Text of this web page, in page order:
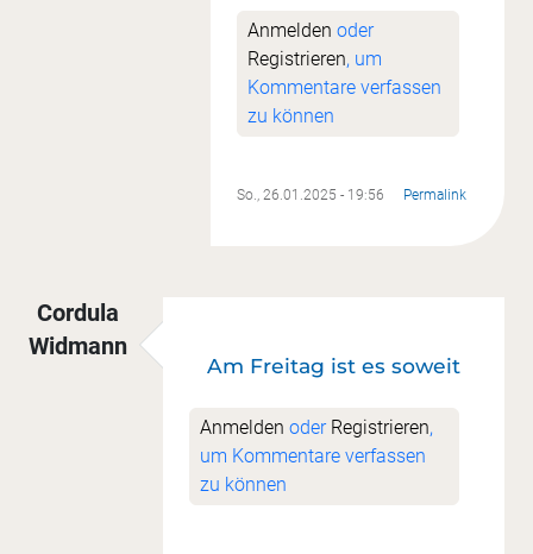
Anmelden oder
Registrieren, um
Kommentare verfassen
zu können
So., 26.01.2025 - 19:56 Permalink
Cordula
Widmann
Am Freitag ist es soweit
Anmelden oder Registrieren,
um Kommentare verfassen
zu können